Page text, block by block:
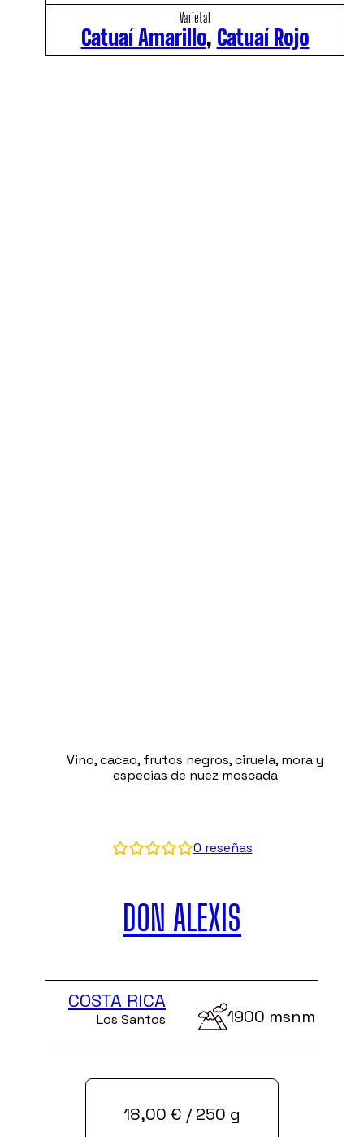
Varietal
Catuaí Amarillo, Catuaí Rojo
Vino, cacao, frutos negros, ciruela, mora y
especias de nuez moscada
0 reseñas
DON ALEXIS
COSTA RICA
Los Santos 1900 msnm
18,00 € / 250 g